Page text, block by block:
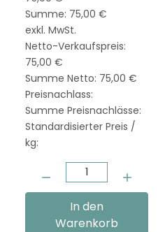
Summe: 75,00 €
exkl. MwSt.
Netto-Verkaufspreis:
75,00 €
Summe Netto: 75,00 €
Preisnachlass:
Summe Preisnachlässe:
Standardisierter Preis /
kg:
In den
Warenkorb